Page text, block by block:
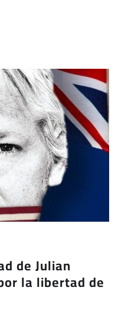
de Julian
la libertad de